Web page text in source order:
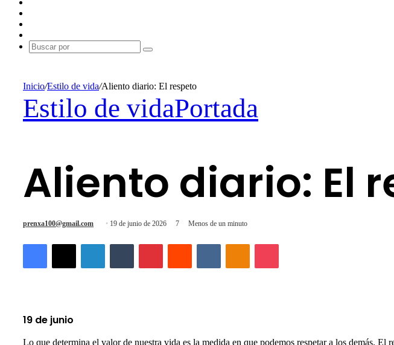
azar
skin
Buscar
Inicio/Estilo de vida/Aliento diario: El respeto
Estilo de vidaPortada
Aliento diario: El
prenxa100@gmail.com
Send 19 de junio de 2026 7 Menos de un minuto
Facebook
X LinkedInTumblrPinterestReddit VKontakteOdnoklassniki
Pocket
19 de junio
Lo que determina el valor de nuestra vida es la medida en que podemos respetar a los demás. El